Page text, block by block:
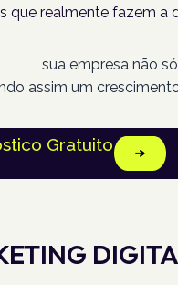
que realmente fazem a
, sua empresa não
assim um
Gratuito